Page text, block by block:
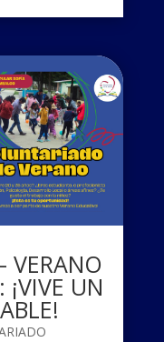
VERANO
UN